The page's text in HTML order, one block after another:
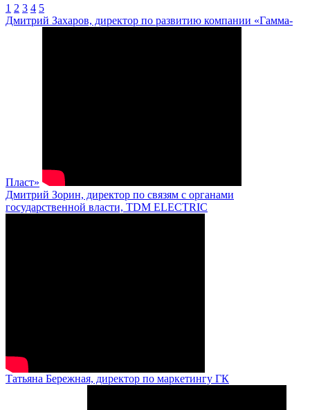
1 2 3 4 5
Дмитрий Захаров, директор по развитию компании «Гамма-
Пласт»
Дмитрий Зорин, директор по связям с органами
государственной власти, TDM ELECTRIC
Татьяна Бережная, директор по маркетингу ГК